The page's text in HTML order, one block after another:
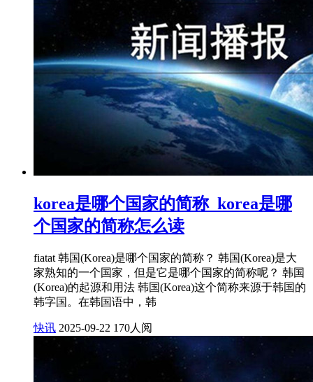
korea是哪个国家的简称_korea是哪
个国家的简称怎么读
fiatat 韩国(Korea)是哪个国家的简称？ 韩国(Korea)是大
家熟知的一个国家，但是它是哪个国家的简称呢？ 韩国
(Korea)的起源和用法 韩国(Korea)这个简称来源于韩国的
韩字国。在韩国语中，韩
快讯 2025-09-22 170人阅